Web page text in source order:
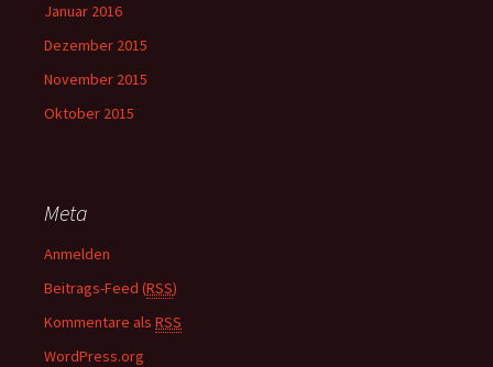
Januar 2016
Dezember 2015
November 2015
Oktober 2015
Meta
Anmelden
Beitrags-Feed (RSS)
Kommentare als RSS
WordPress.org